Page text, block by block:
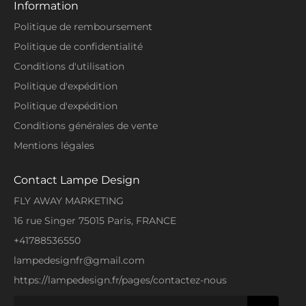
illusion 3D.
Alors, sentez-vous capable de terminer #1 et de
résister à tous vos opposants ?
toutes fabriquées avec minutie et respect du
client, nous vous fournissons parmi les meilleures
lampe 3D du marché à un prix battant toutes
concurrences. La Lampe 3D Fortnite Fusil
Légendaire est fabriquée avec des matériaux de
haute qualité et manufacturée au laser pour un
qualité et de confiance. Vous êtes sûr que le
produit que vous recevrez répondra à vos
Information
Politique de remboursement
Politique de confidentialité
Conditions d'utilisation
Politique d'expédition
Politique d'expédition
Conditions générales de vente
Mentions légales
Contact Lampe Design
FLY AWAY MARKETING
16 rue Singer 75015 Paris, FRANCE
+41788536550
lampedesignfr@gmail.com
https://lampedesign.fr/pages/contactez-nous